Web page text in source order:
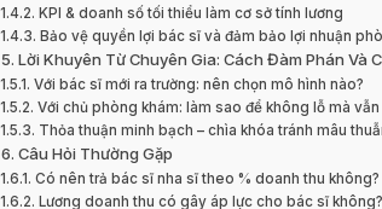
KPI & doanh số tối thiểu làm cơ sở tính lương
Bảo vệ quyền lợi bác sĩ và đảm bảo lợi nhuận
5. Lời Khuyên Từ Chuyên Gia: Cách Đàm Phán Và
Với bác sĩ mới ra trường: nên chọn mô hình nào?
Với chủ phòng khám: làm sao để không lỗ mà
Thỏa thuận minh bạch – chìa khóa tránh mâu
6. Câu Hỏi Thường Gặp
Có nên trả bác sĩ nha sĩ theo % doanh thu không?
Lương doanh thu có gây áp lực cho bác sĩ không?